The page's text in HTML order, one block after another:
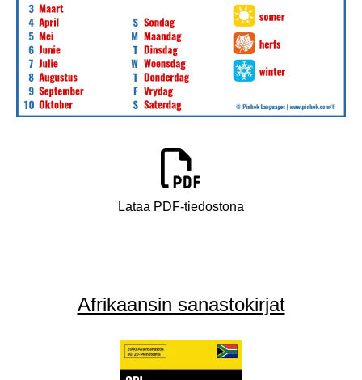
Lataa PDF-tiedostona
Afrikaansin sanastokirjat